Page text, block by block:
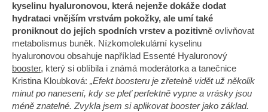
kyselinu hyaluronovou, která nejenže dokáže dodat
hydrataci vnějším vrstvám pokožky, ale umí také
proniknout do jejích spodních vrstev a pozitivně ovlivňovat
metabolismus buněk. Nízkomolekulární kyselinu
hyaluronovou obsahuje například Essenté Hyaluronový
booster, který si oblíbila i známá moderátorka a tanečnice
Kristina Kloubková: „Efekt boosteru je zřetelně vidět už několik
minut po nanesení, kdy se pleť perfektně vypne a vrásky jsou
méně znatelné. Zvykla jsem si aplikovat booster jako základ.